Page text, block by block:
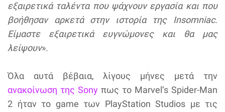
εξαιρετικά ταλέντα που ψάχνουν εργασία και που
βοήθησαν αρκετά στην ιστορία της Insomniac.
Είμαστε εξαιρετικά ευγνώμονες και θα μας
λείψουν».
Όλα αυτά βέβαια, λίγους μήνες μετά την
ανακοίνωση της Sony πως το Marvel’s Spider-Man
2 ήταν το game των PlayStation Studios με τις